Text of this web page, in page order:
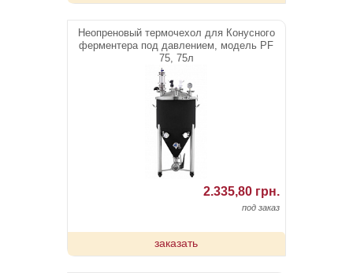
Неопреновый термочехол для Конусного
ферментера под давлением, модель PF
75, 75л
2.335,80 грн.
под заказ
заказать